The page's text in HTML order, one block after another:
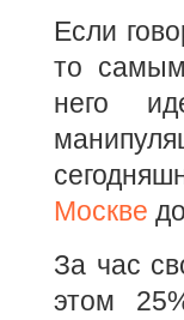
Если
то
него
Москве
За час
этом